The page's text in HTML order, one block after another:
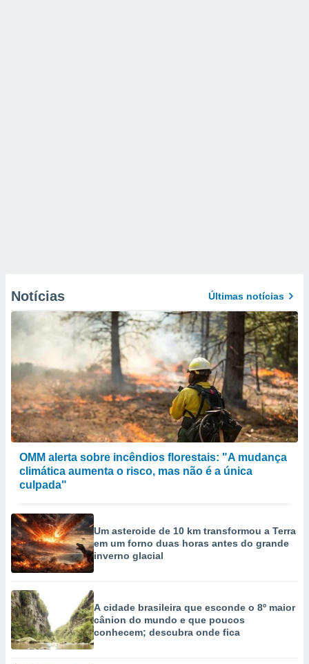
Notícias Últimas notícias
OMM alerta sobre incêndios florestais: "A mudança
climática aumenta o risco, mas não é a única
culpada"
Um asteroide de 10 km transformou a Terra
em um forno duas horas antes do grande
inverno glacial
A cidade brasileira que esconde o 8º maior
cânion do mundo e que poucos
conhecem; descubra onde fica